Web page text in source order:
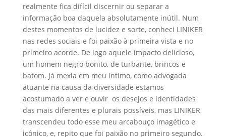
realmente fica difícil discernir ou separar a
informação boa daquela absolutamente inútil. Num
destes momentos de lucidez e sorte, conheci LINIKER
nas redes sociais e foi paixão à primeira vista e no
primeiro acorde. De logo aquele impacto delicioso,
um homem negro bonito, de turbante, brincos e
batom. Já mexia em meu íntimo, como advogada
atuante na causa da diversidade estamos
acostumado a ver e ouvir os desejos e identidades
das mais diferentes e plurais possíveis, mas LINIKER
transcendeu todo esse meu arcabouço imagético e
icônico, e, repito que foi paixão no primeiro segundo.